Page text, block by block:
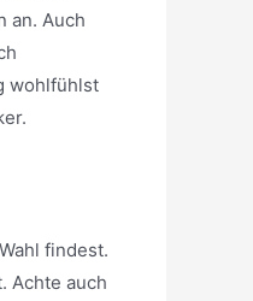
an. Auch
wohlfühlst
findest.
Achte auch